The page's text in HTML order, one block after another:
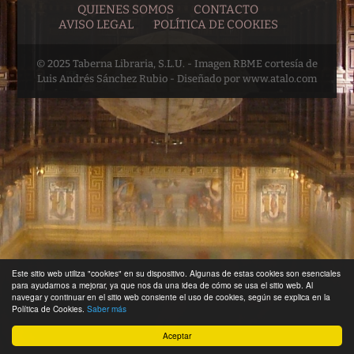
Aceptar
Este sitio web utiliza "cookies" en su dispositivo. Algunas de estas cookies son esenciales
para ayudarnos a mejorar, ya que nos da una idea de cómo se usa el sitio web. Al
navegar y continuar en el sitio web consiente el uso de cookies, según se explica en la
Política de Cookies. Saber más
QUIENES SOMOS
CONTACTO
AVISO LEGAL
POLÍTICA DE COOKIES
© 2025 Taberna Libraria, S.L.U. - Imagen RBME cortesía de
Luis Andrés Sánchez Rubio - Diseñado por www.atalo.com